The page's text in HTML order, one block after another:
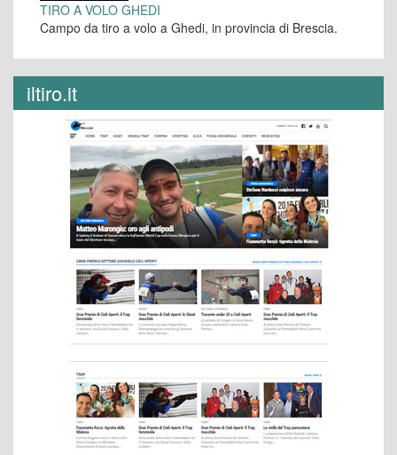
TIRO A VOLO GHEDI
Campo da tiro a volo a Ghedi, in provincia di Brescia.
iltiro.it